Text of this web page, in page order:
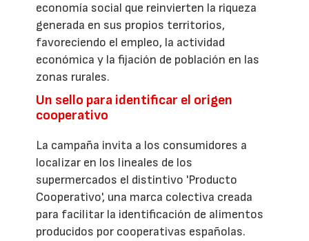
economía social que reinvierten la riqueza
generada en sus propios territorios,
favoreciendo el empleo, la actividad
económica y la fijación de población en las
zonas rurales.
Un sello para identificar el origen
cooperativo
La campaña invita a los consumidores a
localizar en los lineales de los
supermercados el distintivo 'Producto
Cooperativo', una marca colectiva creada
para facilitar la identificación de alimentos
producidos por cooperativas españolas.